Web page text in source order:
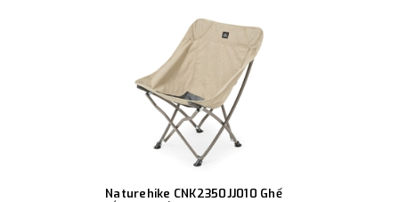
Naturehike CNK2350JJ010 Ghế